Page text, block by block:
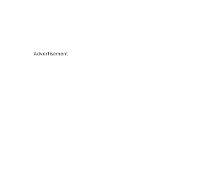
Advertisement